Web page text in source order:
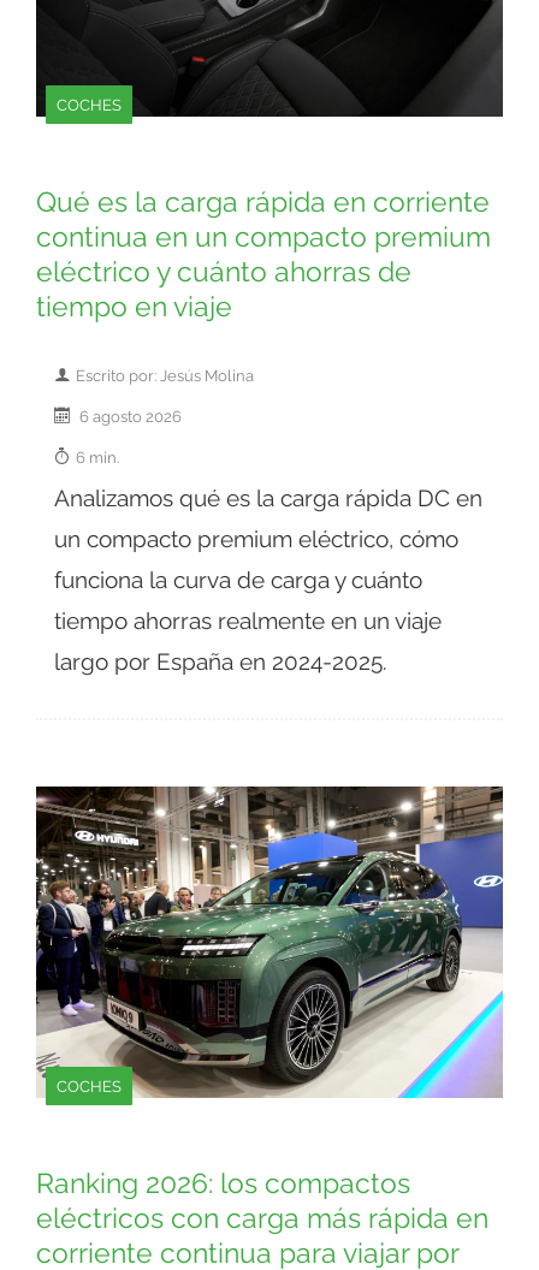
COCHES
Qué es la carga rápida en corriente
continua en un compacto premium
eléctrico y cuánto ahorras de
tiempo en viaje
Escrito por: Jesús Molina
6 agosto 2026
6 min.
Analizamos qué es la carga rápida DC en
un compacto premium eléctrico, cómo
funciona la curva de carga y cuánto
tiempo ahorras realmente en un viaje
largo por España en 2024-2025.
COCHES
Ranking 2026: los compactos
eléctricos con carga más rápida en
corriente continua para viajar por